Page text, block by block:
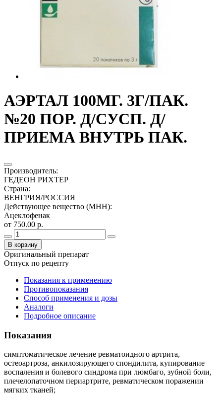
АЭРТАЛ 100МГ. 3Г/ПАК.
№20 ПОР. Д/СУСП. Д/
ПРИЕМА ВНУТРЬ ПАК.
Производитель:
ГЕДЕОН РИХТЕР
Страна:
ВЕНГРИЯ/РОССИЯ
Действующее вещество (МНН):
Ацеклофенак
от 750.00 р.
В корзину
Оригинальный препарат
Отпуск по рецепту
Показания к применению
Противопоказания
Способ применения и дозы
Аналоги
Подробное описание
Показания
симптоматическое лечение ревматоидного артрита,
остеоартроза, анкилозирующего спондилита, купирование
воспаления и болевого синдрома при люмбаго, зубной боли,
плечелопаточном периартрите, ревматическом поражении
мягких тканей;